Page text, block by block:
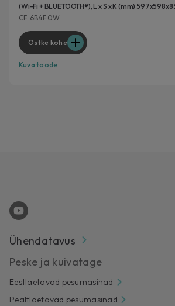
(Wi-Fi + BLUETOOTH®), L x S x K (mm)
CF 6B4F0W
Ostke kohe
Kuva toode
Ühendatavus
Peske ja kuivatage
Eestlaetavad pesumasinad
Pealtlaetavad pesumasinad